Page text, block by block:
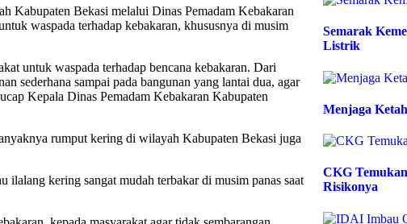
Kabupaten Bekasi melalui Dinas Pemadam Kebakaran
waspada terhadap kebakaran, khususnya di musim
untuk waspada terhadap bencana kebakaran. Dari
sederhana sampai pada bangunan yang lantai dua, agar
Kepala Dinas Pemadam Kebakaran Kabupaten
rumput kering di wilayah Kabupaten Bekasi juga
ilalang kering sangat mudah terbakar di musim panas saat
Semarak
Listrik
Menjaga
CKG
Risikonya